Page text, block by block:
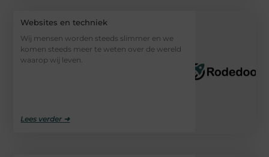
Websites en techniek
Wij mensen worden steeds slimmer en we
komen steeds meer te weten over de wereld
waarop wij leven.
Lees verder ➜